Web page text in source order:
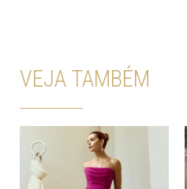
VEJA TAMBÉM